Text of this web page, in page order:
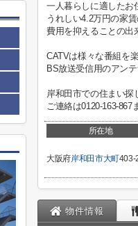
一人暮らしに適したお
うれしい4.2万円の家
費用を抑えることの出
CATVは様々な番組を
BS放送受信用のアン
岸和田市での住まい探
ご連絡は0120-163-867
所在地
大阪府岸和田市大町403-
物件情報